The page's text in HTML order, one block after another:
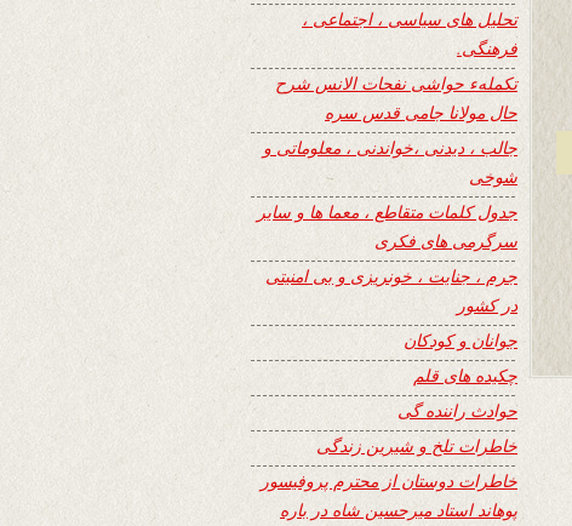
تحلیل های سیاسی ، اجتماعی ،
فرهنگی.
تکملهء حواشی نفحات الانس شرح
حال مولانا جامی قدس سره
جالب ، دیدنی ،خواندنی ، معلوماتی و
شوخی
جدول کلمات متقاطع ، معما ها و سایر
سرگرمی های فکری
جرم ، جنایت ، خونریزی و بی امنیتی
در کشور
جوانان و کودکان
چکیده های قلم
حوادث راننده گی
خاطرات تلخ و شیرین زندگی
خاطرات دوستان از محترم پروفیسور
پوهاند استاد میرحسین شاه در باره